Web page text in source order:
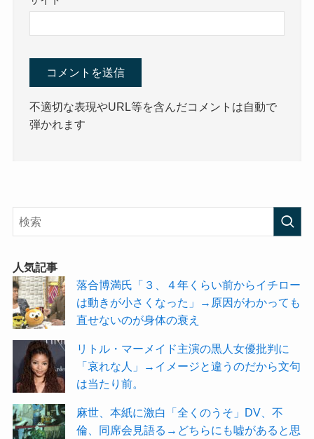
不適切な表現やURL等を含んだコメントは自動で
弾かれます
人気記事
落合博満氏「３、４年くらい前からイチロー
は動きが小さくなった」→原因がわかっても
直せないのが身体の衰え
リトル・マーメイド主演の黒人女優批判に
「哀れな人」→イメージと違うのだから文句
は当たり前。
麻世、本紙に激白「全くのうそ」DV、不
倫、同席会見語る→どちらにも嘘があると思